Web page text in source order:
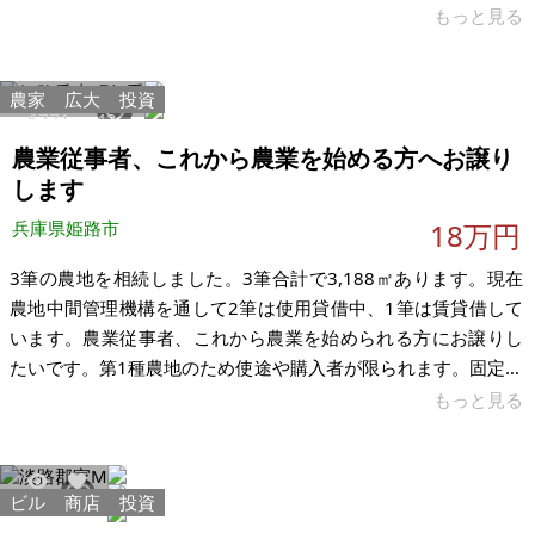
おります。この家賃だとお問い合わせ多くいただきました。ス
場なども修繕しました。駐輪場、原付複数台置けるスペースが
駐車場ネット掲載ありました。退去されてもすぐ入居決まる家
賃設定です。
もっと見る
6771 43
農家 広大 投資
農業従事者、これから農業を始める方へお譲り
します
兵庫県姫路市 18万円
3筆の農地を相続しました。3筆合計で3,188㎡あります。現在
農地中間管理機構を通して2筆は使用貸借中、1筆は賃貸借して
います。農業従事者、これから農業を始められる方にお譲りし
たいです。第1種農地のため使途や購入者が限られます。固定資
産税は3筆で年間約8千円です。水利管理費が年間500円ほどか
格：18万円 ※現状有姿、および公簿売買でのお取引きとなりま
す。 ※田畑土地は、農地法が適用される場合に、実質的な耕作
もっと見る
9611 50
ビル 商店 投資